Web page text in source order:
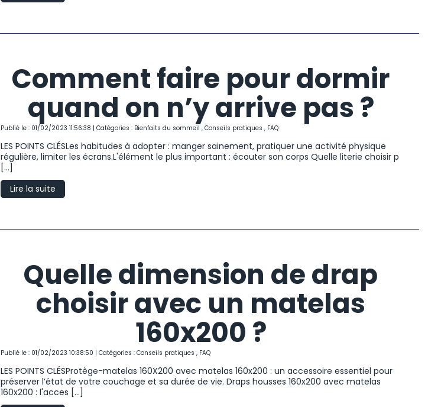
Comment faire pour dormir
quand on n’y arrive pas ?
Publié le : 01/02/2023 11:56:38 | Catégories : Bienfaits du sommeil , Conseils pratiques , FAQ
LES POINTS CLÉSLes habitudes à adopter : manger sainement, pratiquer une activité physique
régulière, limiter les écrans.L'élément le plus important : écouter son corps Quelle literie choisir p
[...]
Lire la suite
Quelle dimension de drap
choisir avec un matelas
160x200 ?
Publié le : 01/02/2023 10:38:50 | Catégories : Conseils pratiques , FAQ
LES POINTS CLÉSProtège-matelas 160X200 avec matelas 160x200 : un accessoire essentiel pour
préserver l’état de votre couchage et sa durée de vie. Draps housses 160x200 avec matelas
160x200 : l'acces [...]